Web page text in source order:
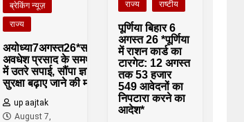
ब्रेकिंग न्यूज़
राज्य
अयोध्या7अगस्त26*सांसद
अवधेश प्रसाद के समर्थन
में उतरे सपाई, सौंपा ज्ञापन,
सुरक्षा बढ़ाए जाने की मांग*
up aajtak
August 7,
राज्य
राष्टीय
पूर्णिया बिहार 6
अगस्त 26 *पूर्णिया
में राशन कार्ड का
टारगेट: 12 अगस्त
तक 53 हजार
549 आवेदनों का
निपटारा करने का
आदेश*